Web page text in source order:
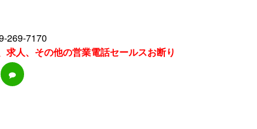
269-7170
求人、その他の営業電話セールスお断り